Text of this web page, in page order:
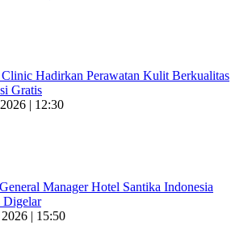
Clinic Hadirkan Perawatan Kulit Berkualitas
Gratis
| 12:30
Manager Hotel Santika Indonesia
Digelar
| 15:50